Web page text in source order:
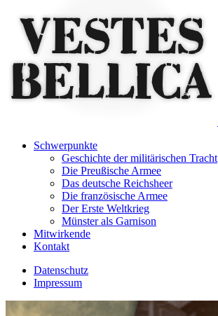
Schwerpunkte
Geschichte der militärischen Tracht
Die Preußische Armee
Das deutsche Reichsheer
Die französische Armee
Der Erste Weltkrieg
Münster als Garnison
Mitwirkende
Kontakt
Datenschutz
Impressum